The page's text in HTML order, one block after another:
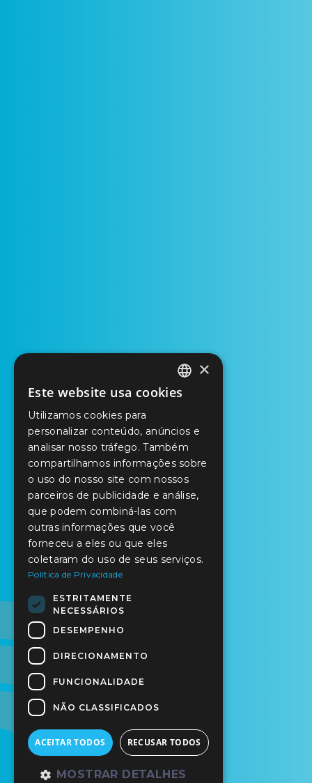
PORTUGUESE
ENGLISH
SPANISH
×
Este website usa cookies
Utilizamos cookies para
personalizar conteúdo, anúncios e
analisar nosso tráfego. Também
compartilhamos informações sobre
o uso do nosso site com nossos
parceiros de publicidade e análise,
que podem combiná-las com
outras informações que você
forneceu a eles ou que eles
coletaram do uso de seus serviços.
Política de Privacidade
ESTRITAMENTE
NECESSÁRIOS
DESEMPENHO
DIRECIONAMENTO
FUNCIONALIDADE
NÃO CLASSIFICADOS
ACEITAR TODOS RECUSAR TODOS
MOSTRAR DETALHES